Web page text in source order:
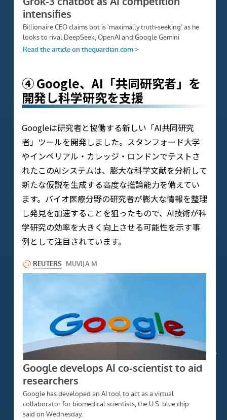
④ Google、AI「共同研究者」を
開発し科学研究を支援
Googleは研究者と協働する新しい「AI共同研究
者」ツールを開発しました。スタンフォード大学
やインペリアル・カレッジ・ロンドンでテストさ
れたこのAIシステムは、膨大な科学文献を分析して
新たな仮説を生成する高度な推論能力を備えてい
ます。バイオ医療分野の研究者が膨大な情報を整理
し発見を加速することを狙ったもので、AI技術が科
学研究の効率を大きく向上させる可能性を示す事
例として注目されています。